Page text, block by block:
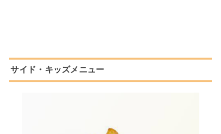
サイド・キッズメニュー